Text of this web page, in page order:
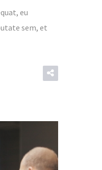
eu
sem, et